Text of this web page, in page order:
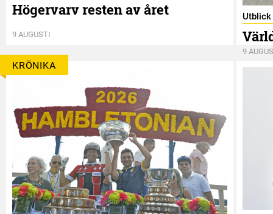
Högervarv resten av året
9 AUGUSTI
Utblick
9
KRÖNIKA